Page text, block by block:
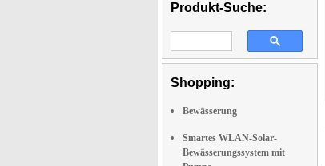
Produkt-Suche:
Shopping:
Bewässerung
Smartes WLAN-Solar-
Bewässerungssystem mit